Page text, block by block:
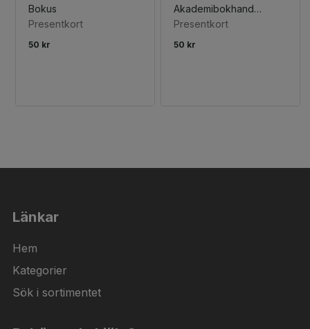
Bokus
Presentkort
50 kr
Akademibokhandeln
Presentkort
50 kr
Länkar
Hem
Kategorier
Sök i sortimentet